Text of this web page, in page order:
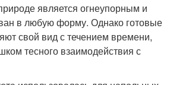
является огнеупорным и
в любую форму. Однако готовые
свой вид с течением времени,
тесного взаимодействия с